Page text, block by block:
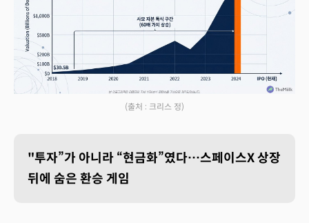
(출처 : 크리스 정)
"투자”가 아니라 “현금화”였다…스페이스X 상장
뒤에 숨은 환승 게임